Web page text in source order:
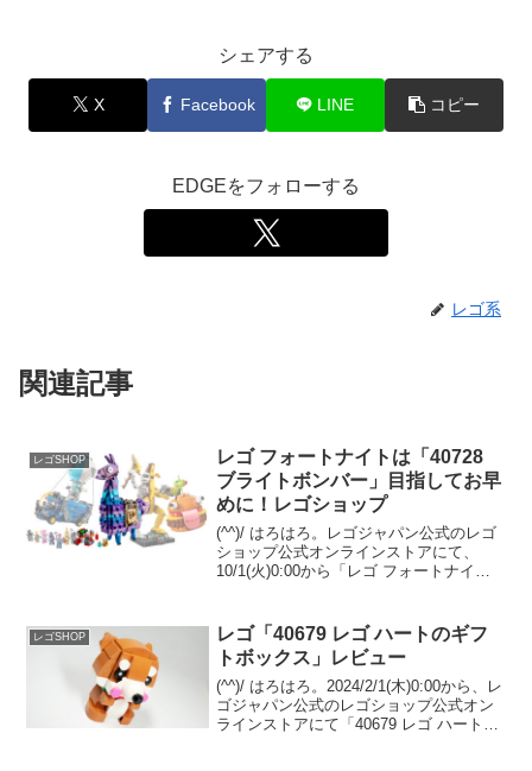
シェアする
X Facebook LINE コピー
EDGEをフォローする
レゴ系
関連記事
レゴSHOP
レゴ フォートナイトは「40728
ブライトボンバー」目指してお早
めに！レゴショップ
(^^)/ はろはろ。レゴジャパン公式のレゴ
ショップ公式オンラインストアにて、
10/1(火)0:00から「レゴ フォートナイ
Insiders限定で￥12,500-(税込...
レゴSHOP
レゴ「40679 レゴ ハートのギフ
トボックス」レビュー
(^^)/ はろはろ。2024/2/1(木)0:00から、レ
ゴジャパン公式のレゴショップ公式オン
ラインストアにて「40679 レゴ ハートの